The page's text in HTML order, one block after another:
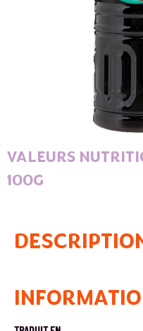
VALEURS
100G